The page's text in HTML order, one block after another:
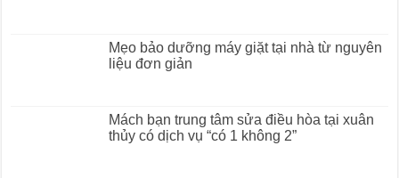
Mẹo bảo dưỡng máy giặt tại nhà từ nguyên
liệu đơn giản
Mách bạn trung tâm sửa điều hòa tại xuân
thủy có dịch vụ “có 1 không 2”